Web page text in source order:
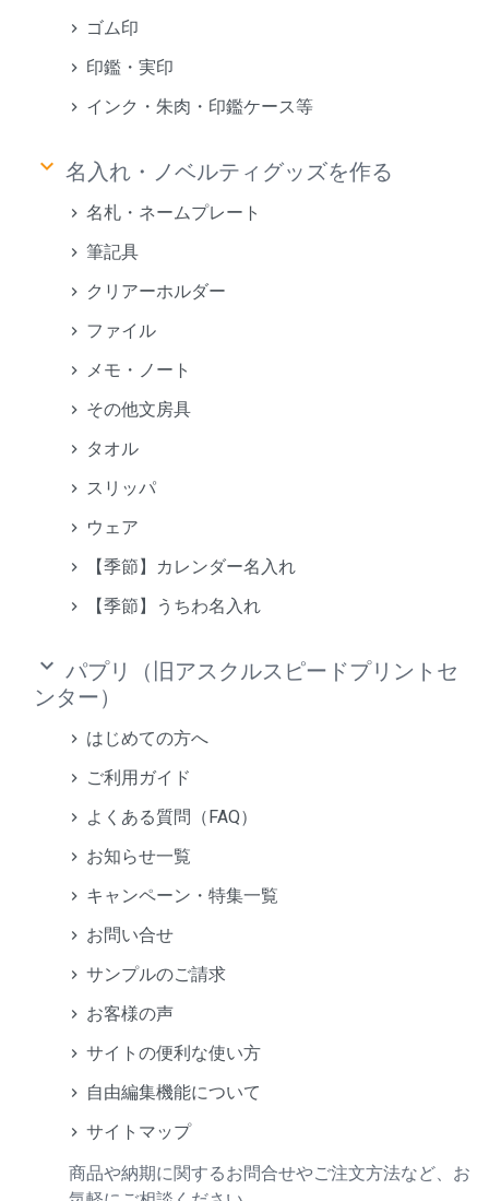
ゴム印
印鑑・実印
インク・朱肉・印鑑ケース等
keyboard_arrow_down 名入れ・ノベルティグッズを作る
名札・ネームプレート
筆記具
クリアーホルダー
ファイル
メモ・ノート
その他文房具
タオル
スリッパ
ウェア
【季節】カレンダー名入れ
【季節】うちわ名入れ
keyboard_arrow_down パプリ（旧アスクルスピードプリントセ
ンター）
はじめての方へ
ご利用ガイド
よくある質問（FAQ）
お知らせ一覧
キャンペーン・特集一覧
お問い合せ
サンプルのご請求
お客様の声
サイトの便利な使い方
自由編集機能について
サイトマップ
商品や納期に関するお問合せやご注文方法など、お